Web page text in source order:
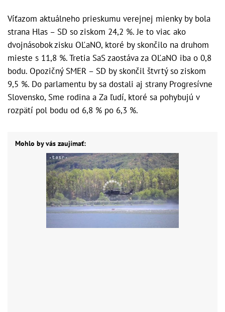
Víťazom aktuálneho prieskumu verejnej mienky by bola
strana Hlas – SD so ziskom 24,2 %. Je to viac ako
dvojnásobok zisku OĽaNO, ktoré by skončilo na druhom
mieste s 11,8 %. Tretia SaS zaostáva za OĽaNO iba o 0,8
bodu. Opozičný SMER – SD by skončil štvrtý so ziskom
9,5 %. Do parlamentu by sa dostali aj strany Progresívne
Slovensko, Sme rodina a Za ľudí, ktoré sa pohybujú v
rozpätí pol bodu od 6,8 % po 6,3 %.
Mohlo by vás zaujímať: